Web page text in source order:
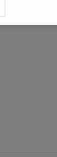
Aktywne